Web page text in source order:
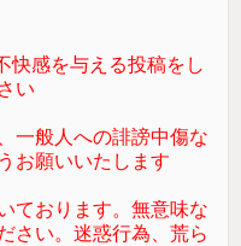
快感を与える投稿をし
い
一般人への誹謗中傷な
お願いいたします
ております。無意味な
さい。迷惑行為、荒ら